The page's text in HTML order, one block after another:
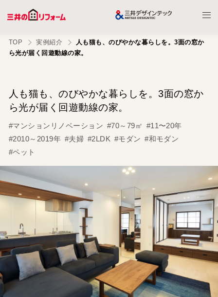
TOP 実例紹介
人も猫も、のびやかな暮らしを。3面の窓か
ら光が届く回遊動線の家。
人も猫も、のびやかな暮らしを。3面の窓か
ら光が届く回遊動線の家。
#マンションリノベーション #70～79㎡ #11〜20年
#2010～2019年 #夫婦 #2LDK #モダン #和モダン
#ペット